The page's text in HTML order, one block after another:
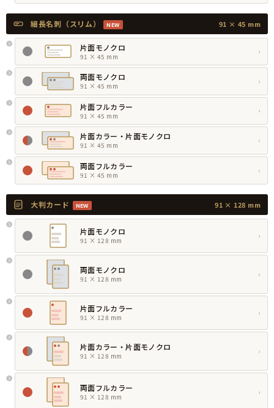
細長名刺（スリム） NEW 91 × 45 mm
片面モノクロ
91 × 45 mm
›
両面モノクロ
91 × 45 mm
›
片面フルカラー
91 × 45 mm
›
片面カラー・片面モノクロ
91 × 45 mm
›
両面フルカラー
91 × 45 mm
›
大判カード NEW 91 × 128 mm
片面モノクロ
91 × 128 mm
›
両面モノクロ
91 × 128 mm
›
片面フルカラー
91 × 128 mm
›
片面カラー・片面モノクロ
91 × 128 mm
›
両面フルカラー
91 × 128 mm
›